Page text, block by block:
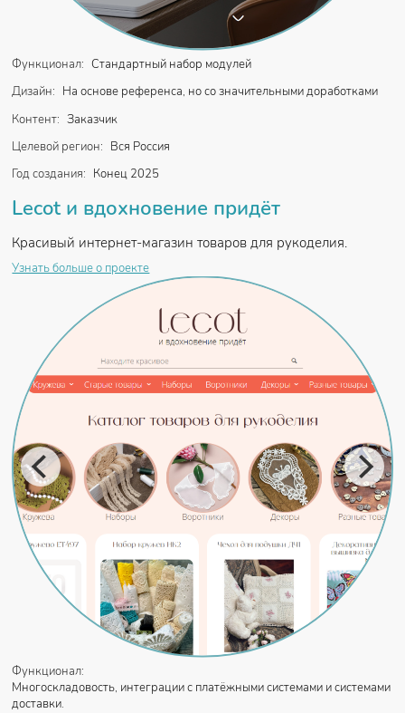
Функционал: Стандартный набор модулей
Дизайн: На основе референса, но со значительными доработками
Контент: Заказчик
Целевой регион: Вся Россия
Год создания: Конец 2025
Lecot и вдохновение придёт
Красивый интернет-магазин товаров для рукоделия.
Узнать больше о проекте
Функционал:
Многоскладовость, интеграции с платёжными системами и системами
доставки.